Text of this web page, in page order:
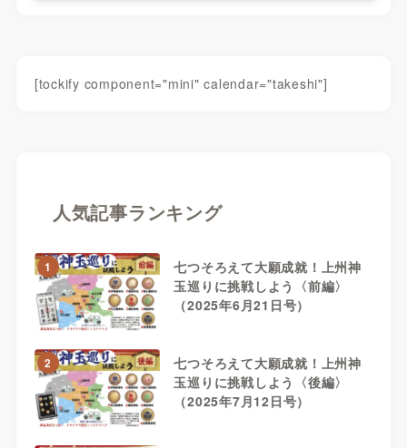
[tockify component="mini" calendar="takeshi"]
人気記事ランキング
1
七つそろえて大願成就！上州神
玉巡りに挑戦しよう〈前編〉
（2025年6月21日号）
2
七つそろえて大願成就！上州神
玉巡りに挑戦しよう〈後編〉
（2025年7月12日号）